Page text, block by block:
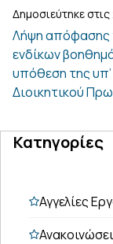
Δημοσιεύτηκε
Λήψη απόφασης
ενδίκων
υπόθεση της
Διοικητικού
Κατηγορίες
Αγγελίες